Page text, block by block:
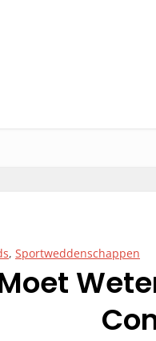
, Sportweddenschappen